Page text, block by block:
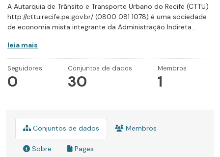
A Autarquia de Trânsito e Transporte Urbano do Recife (CTTU)
http://cttu.recife.pe.gov.br/ (0800 081 1078) é uma sociedade
de economia mista integrante da Administração Indireta...
leia mais
Seguidores
0
Conjuntos de dados
30
Membros
1
Conjuntos de dados Membros
Sobre Pages